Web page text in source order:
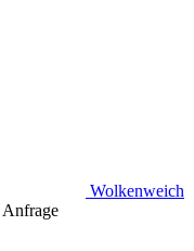
Wolkenweich
Anfrage